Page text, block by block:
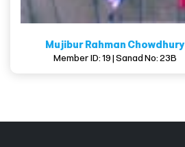
Mujibur Rahman Chowdhury
Member ID: 19 | Sanad No: 23B